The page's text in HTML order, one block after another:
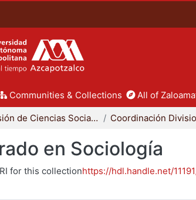
Communities & Collections All of
División de Ciencias Sociales y Humanidades
en Sociología
for this collectionhttps://hdl.handle.net/